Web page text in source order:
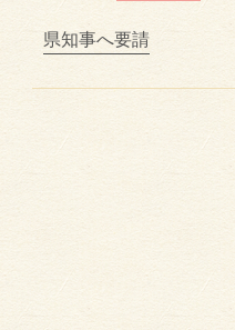
県知事へ要請